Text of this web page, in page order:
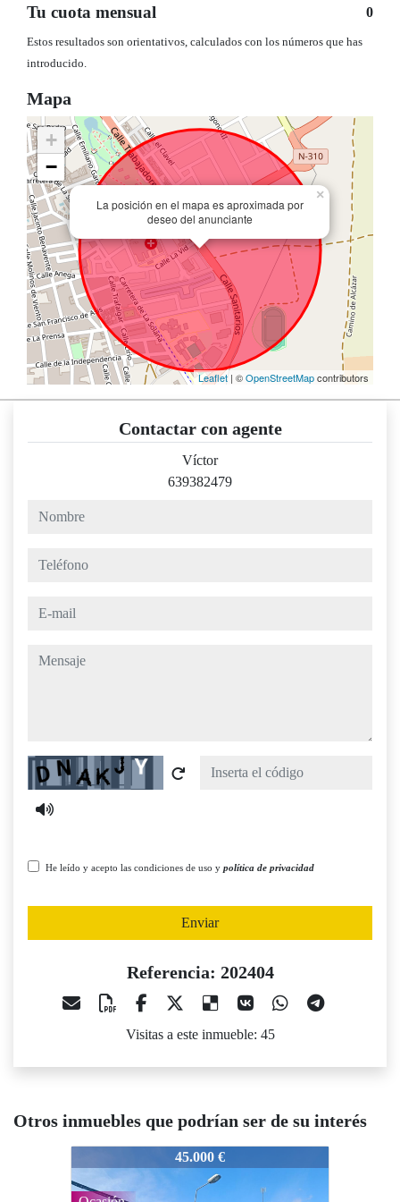
Tu cuota mensual 0
Estos resultados son orientativos, calculados con los números que has
introducido.
Mapa
La posición en el mapa es aproximada por
deseo del anunciante
×
+
−
Leaflet | ©OpenStreetMapcontributors
Contactar con agente
Víctor
639382479
nombre
teléfono
e-mail
mensaje
Captcha
He leído y acepto las condiciones de uso y política de privacidad
Enviar
Referencia: 202404
Visitas a este inmueble: 45
Otros inmuebles que podrían ser de su interés
70.000 €